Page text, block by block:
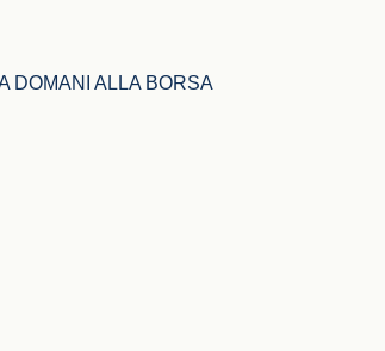
DOMANI ALLA BORSA